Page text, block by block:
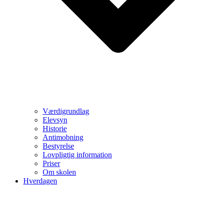
Værdigrundlag
Elevsyn
Historie
Antimobning
Bestyrelse
Lovpligtig information
Priser
Om skolen
Hverdagen